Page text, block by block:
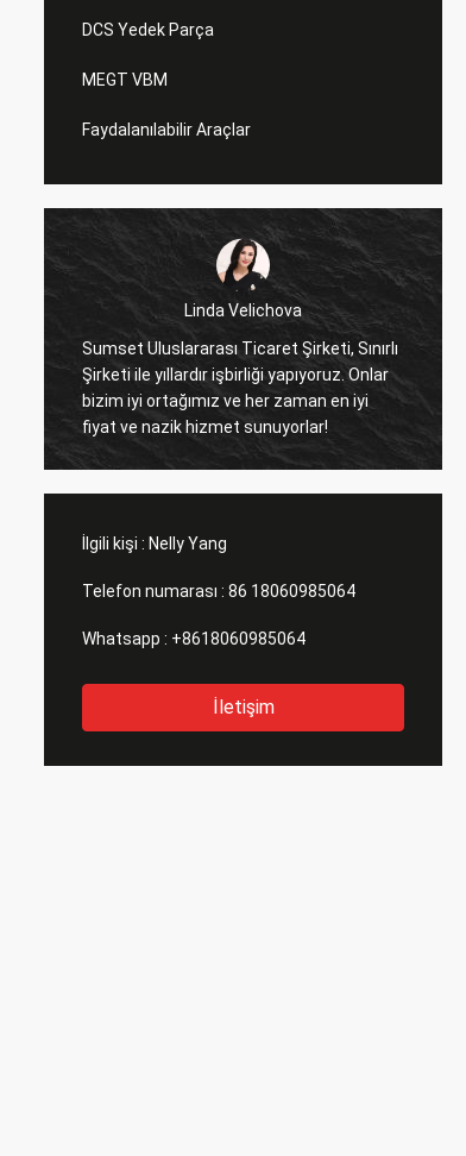
DCS Yedek Parça
MEGT VBM
Faydalanılabilir Araçlar
Linda Velichova
Sumset Uluslararası Ticaret Şirketi, Sınırlı
Şirketi ile yıllardır işbirliği yapıyoruz. Onlar
bizim iyi ortağımız ve her zaman en iyi
fiyat ve nazik hizmet sunuyorlar!
İlgili kişi : Nelly Yang
Telefon numarası : 86 18060985064
Whatsapp : +8618060985064
İletişim